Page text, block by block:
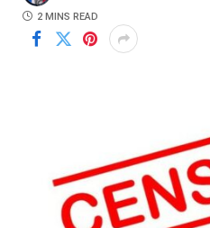
2 MINS READ